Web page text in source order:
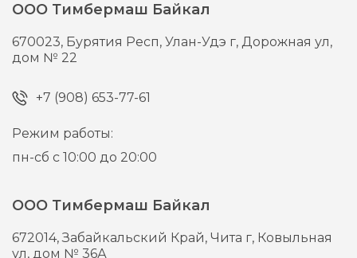
ООО Тимбермаш Байкал
670023, Бурятия Респ, Улан-Удэ г,Дорожная ул,
дом № 22
+7 (908) 653-77-61
Режим работы:
пн-сб с 10:00 до 20:00
ООО Тимбермаш Байкал
672014,Забайкальский Край, Чита г, Ковыльная
ул, дом № 36А